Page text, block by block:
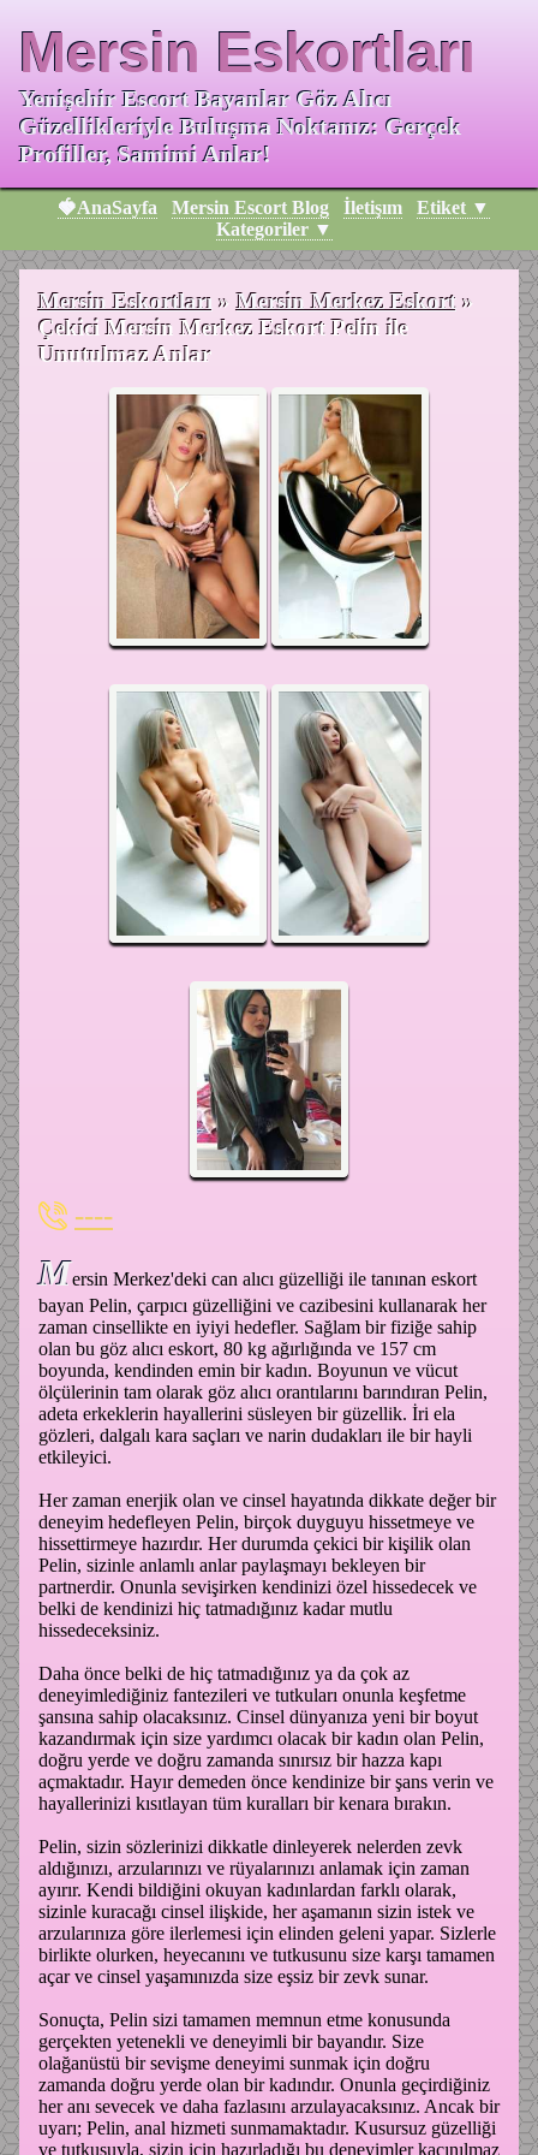
Mersin Eskortları
Yenişehir Escort Bayanlar Göz Alıcı
Güzellikleriyle Buluşma Noktanız: Gerçek
Profiller, Samimi Anlar!
🍓AnaSayfa Mersin Escort Blog İletişım
Etiket ▼
Kategoriler ▼
Mersin Eskortları »Mersin Merkez Eskort »
Çekici Mersin Merkez Eskort Pelin ile
Unutulmaz Anlar
----
Mersin Merkez'deki can alıcı güzelliği ile tanınan eskort
bayan Pelin, çarpıcı güzelliğini ve cazibesini kullanarak her
zaman cinsellikte en iyiyi hedefler. Sağlam bir fiziğe sahip
olan bu göz alıcı eskort, 80 kg ağırlığında ve 157 cm
boyunda, kendinden emin bir kadın. Boyunun ve vücut
ölçülerinin tam olarak göz alıcı orantılarını barındıran Pelin,
adeta erkeklerin hayallerini süsleyen bir güzellik. İri ela
gözleri, dalgalı kara saçları ve narin dudakları ile bir hayli
etkileyici.
Her zaman enerjik olan ve cinsel hayatında dikkate değer bir
deneyim hedefleyen Pelin, birçok duyguyu hissetmeye ve
hissettirmeye hazırdır. Her durumda çekici bir kişilik olan
Pelin, sizinle anlamlı anlar paylaşmayı bekleyen bir
partnerdir. Onunla sevişirken kendinizi özel hissedecek ve
belki de kendinizi hiç tatmadığınız kadar mutlu
hissedeceksiniz.
Daha önce belki de hiç tatmadığınız ya da çok az
deneyimlediğiniz fantezileri ve tutkuları onunla keşfetme
şansına sahip olacaksınız. Cinsel dünyanıza yeni bir boyut
kazandırmak için size yardımcı olacak bir kadın olan Pelin,
doğru yerde ve doğru zamanda sınırsız bir hazza kapı
açmaktadır. Hayır demeden önce kendinize bir şans verin ve
hayallerinizi kısıtlayan tüm kuralları bir kenara bırakın.
Pelin, sizin sözlerinizi dikkatle dinleyerek nelerden zevk
aldığınızı, arzularınızı ve rüyalarınızı anlamak için zaman
ayırır. Kendi bildiğini okuyan kadınlardan farklı olarak,
sizinle kuracağı cinsel ilişkide, her aşamanın sizin istek ve
arzularınıza göre ilerlemesi için elinden geleni yapar. Sizlerle
birlikte olurken, heyecanını ve tutkusunu size karşı tamamen
açar ve cinsel yaşamınızda size eşsiz bir zevk sunar.
Sonuçta, Pelin sizi tamamen memnun etme konusunda
gerçekten yetenekli ve deneyimli bir bayandır. Size
olağanüstü bir sevişme deneyimi sunmak için doğru
zamanda doğru yerde olan bir kadındır. Onunla geçirdiğiniz
her anı sevecek ve daha fazlasını arzulayacaksınız. Ancak bir
uyarı; Pelin, anal hizmeti sunmamaktadır. Kusursuz güzelliği
ve tutkusuyla, sizin için hazırladığı bu deneyimler kaçınılmaz